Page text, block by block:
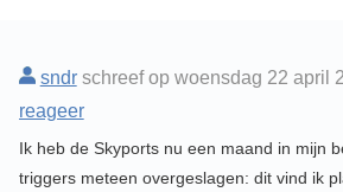
sndrschreef op woensdag 22 april
reageer
Ik heb de Skyports nu een maand in mijn
triggers meteen overgeslagen: dit vind ik